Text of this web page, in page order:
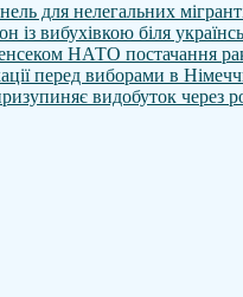
для нелегальних
із вибухівкою біля
НАТО постачання
перед виборами в
видобуток через